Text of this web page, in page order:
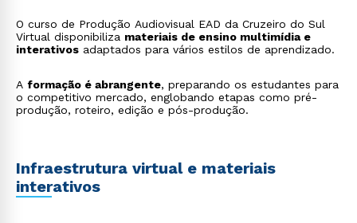
O curso de Produção Audiovisual EAD da Cruzeiro do Sul
Virtual disponibiliza materiais de ensino multimídia e
interativos adaptados para vários estilos de aprendizado.
A formação é abrangente, preparando os estudantes para
o competitivo mercado, englobando etapas como pré-
produção, roteiro, edição e pós-produção.
Infraestrutura virtual e materiais
interativos